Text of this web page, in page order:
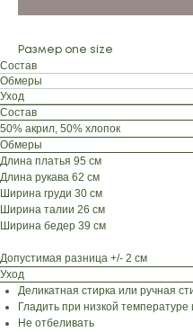
Размер one size
Состав
Обмеры
Уход
Состав
50% акрил, 50% хлопок
Обмеры
Длина платья 95 см
Длина рукава 62 см
Ширина груди 30 см
Ширина талии 26 см
Ширина бедер 39 см
Допустимая разница +/- 2 см
Уход
Деликатная стирка или ручная
Гладить при низкой температуре
Не отбеливать